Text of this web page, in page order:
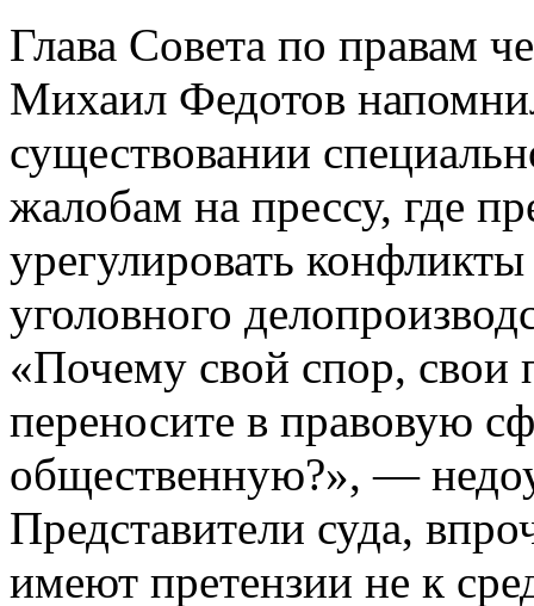
Глава Совета по правам
Михаил Федотов
существовании
жалобам на прессу, где
урегулировать
уголовного
«Почему свой спор,
переносите в правовую
общественную?», —
Представители суда,
имеют претензии не к